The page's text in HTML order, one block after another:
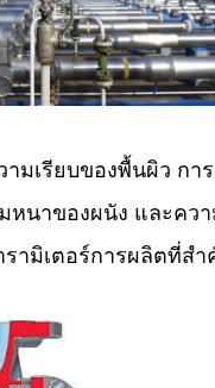
มเรียบของพื้นผิว การ
หนาของผนัง และคว
รามิเตอร์การผลิตที่ส